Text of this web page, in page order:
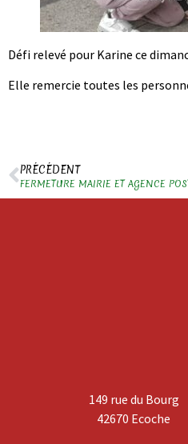
Défi relevé pour Karine ce
Elle remercie toutes les
PRÉCÉDENT
FERMETURE MAIRIE ET AGENCE
149 rue du Bourg
42670 Ecoche